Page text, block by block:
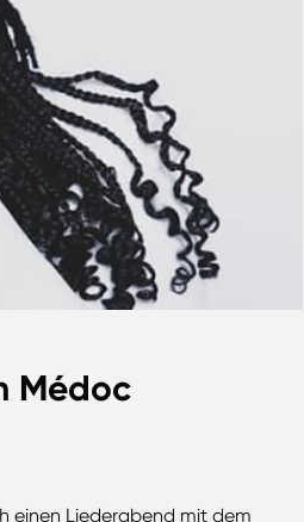
Médoc
einen Liederabend mit dem